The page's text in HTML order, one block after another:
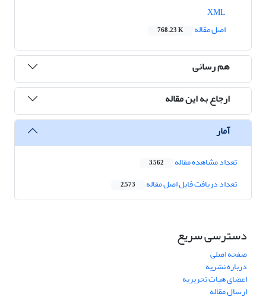
اصل مقاله
768.23 K
هم رسانی
ارجاع به این مقاله
آمار
تعداد مشاهده مقاله 3,562
تعداد دریافت فایل اصل مقاله 2,573
دسترسی سریع
صفحه اصلی
درباره نشریه
اعضای هیات تحریریه
ارسال مقاله